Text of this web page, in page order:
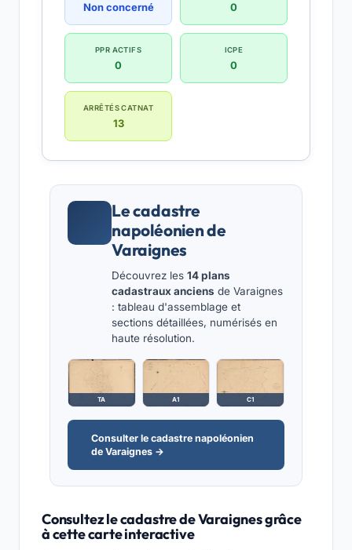
Non concerné 0
PPR ACTIFS
0
ICPE
0
ARRÊTÉS CATNAT
13
Le cadastre
napoléonien de
Varaignes
Découvrez les 14 plans
cadastraux anciens de Varaignes
: tableau d'assemblage et
sections détaillées, numérisés en
haute résolution.
TA A1 C1
Consulter le cadastre napoléonien
de Varaignes →
Consultez le cadastre de Varaignes grâce
à cette carte interactive